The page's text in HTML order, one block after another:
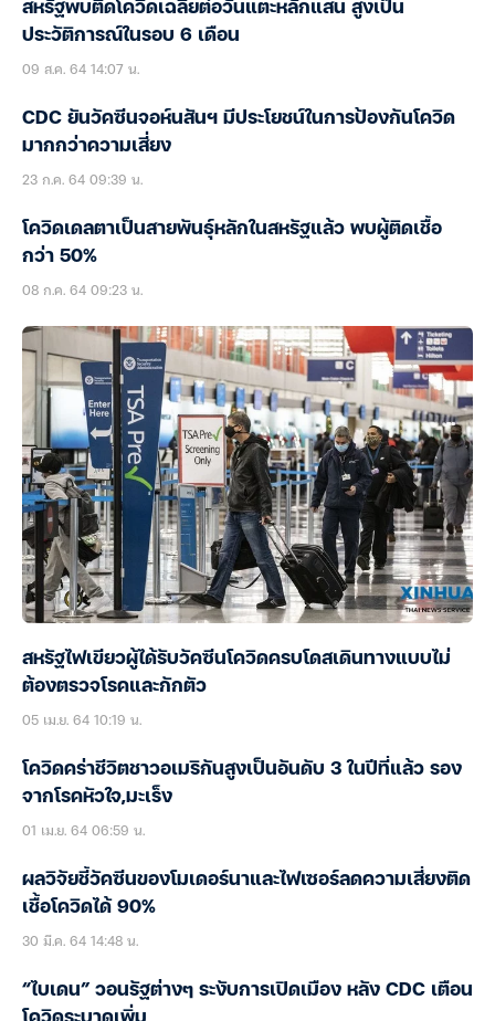
สหรัฐพบติดโควิดเฉลี่ยต่อวันแตะหลักแสน สูงเป็น
ประวัติการณ์ในรอบ 6 เดือน
09 ส.ค. 64 14:07 น.
CDC ยันวัคซีนจอห์นสันฯ มีประโยชน์ในการป้องกันโควิด
มากกว่าความเสี่ยง
23 ก.ค. 64 09:39 น.
โควิดเดลตาเป็นสายพันธุ์หลักในสหรัฐแล้ว พบผู้ติดเชื้อ
กว่า 50%
08 ก.ค. 64 09:23 น.
สหรัฐไฟเขียวผู้ได้รับวัคซีนโควิดครบโดสเดินทางแบบไม่
ต้องตรวจโรคและกักตัว
05 เม.ย. 64 10:19 น.
โควิดคร่าชีวิตชาวอเมริกันสูงเป็นอันดับ 3 ในปีที่แล้ว รอง
จากโรคหัวใจ,มะเร็ง
01 เม.ย. 64 06:59 น.
ผลวิจัยชี้วัคซีนของโมเดอร์นาและไฟเซอร์ลดความเสี่ยงติด
เชื้อโควิดได้ 90%
30 มี.ค. 64 14:48 น.
“ไบเดน” วอนรัฐต่างๆ ระงับการเปิดเมือง หลัง CDC เตือน